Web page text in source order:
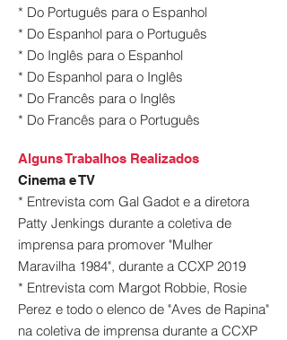
* Do Português para o Espanhol
* Do Espanhol para o Português
* Do Inglês para o Espanhol
* Do Espanhol para o Inglês
* Do Francês para o Inglês
* Do Francês para o Português
Alguns Trabalhos Realizados
Cinema e TV
* Entrevista com Gal Gadot e a diretora
Patty Jenkings durante a coletiva de
imprensa para promover "Mulher
Maravilha 1984", durante a CCXP 2019
* Entrevista com Margot Robbie, Rosie
Perez e todo o elenco de "Aves de Rapina"
na coletiva de imprensa durante a CCXP